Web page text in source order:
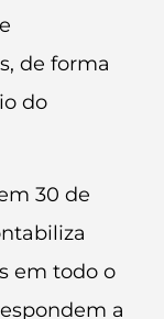
de forma
do
30 de
em todo o
a